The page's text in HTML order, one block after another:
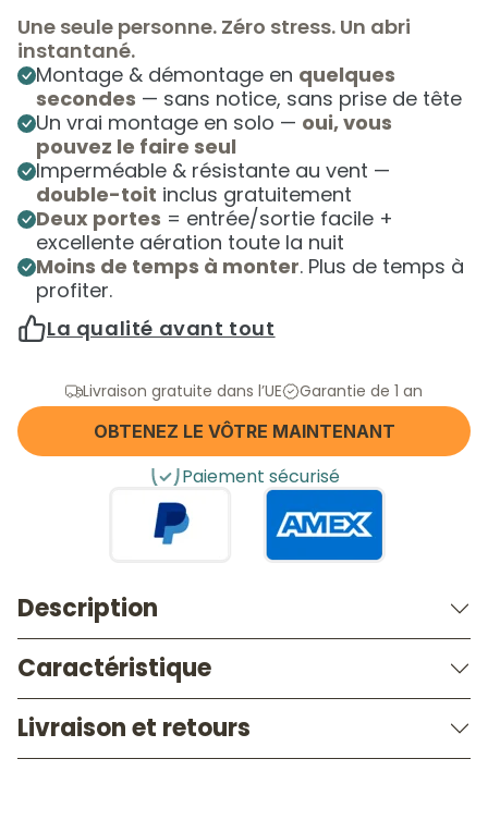
Une seule personne. Zéro stress. Un abri
instantané.
Montage & démontage en quelques
secondes — sans notice, sans prise de tête
Un vrai montage en solo — oui, vous
pouvez le faire seul
Imperméable & résistante au vent —
double-toit inclus gratuitement
Deux portes = entrée/sortie facile +
excellente aération toute la nuit
Moins de temps à monter. Plus de temps à
profiter.
La qualité avant tout
Livraison gratuite dans l’UE
Garantie de 1 an
OBTENEZ LE VÔTRE MAINTENANT
Paiement sécurisé
Description
Caractéristique
Livraison et retours